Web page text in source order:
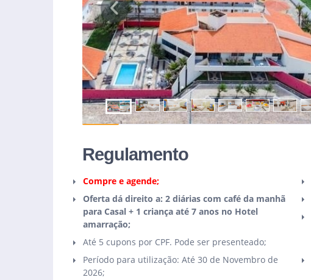
Previous
Regulamento
Compre e agende;
Oferta dá direito a: 2 diárias com café da manhã
para Casal + 1 criança até 7 anos no Hotel
amarração;
Até 5 cupons por CPF. Pode ser presenteado;
Período para utilização: Até 30 de Novembro de
2026;